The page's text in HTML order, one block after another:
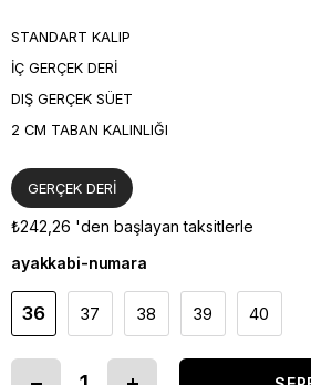
STANDART KALIP
İÇ GERÇEK DERİ
DIŞ GERÇEK SÜET
2 CM TABAN KALINLIĞI
GERÇEK DERİ
₺242,26 'den başlayan taksitlerle
ayakkabi-numara
36 37 38 39 40